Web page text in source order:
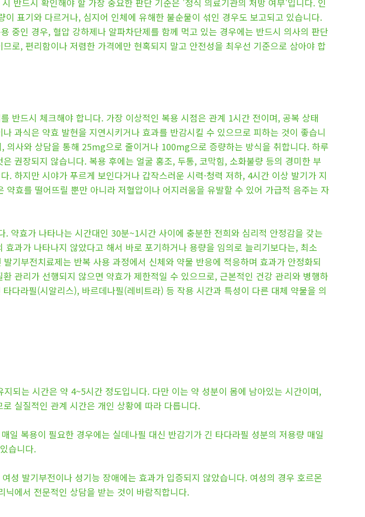
반드시 확인해야 할 가장 중요한 판단 기준은 '정식 의료기관의 처방 여부'입니다. 인
표기와 다르거나, 심지어 인체에 유해한 불순물이 섞인 경우도 보고되고 있습니다.
중인 경우, 혈압 강하제나 알파차단제를 함께 먹고 있는 경우에는 반드시 의사의 판단
로, 편리함이나 저렴한 가격에만 현혹되지 말고 안전성을 최우선 기준으로 삼아야 합
반드시 체크해야 합니다. 가장 이상적인 복용 시점은 관계 1시간 전이며, 공복 상태
과식은 약효 발현을 지연시키거나 효과를 반감시킬 수 있으므로 피하는 것이 좋습니
사와 상담을 통해 25mg으로 줄이거나 100mg으로 증량하는 방식을 취합니다. 하루
권장되지 않습니다. 복용 후에는 얼굴 홍조, 두통, 코막힘, 소화불량 등의 경미한 부
하지만 시야가 푸르게 보인다거나 갑작스러운 시력·청력 저하, 4시간 이상 발기가 지
효를 떨어뜨릴 뿐만 아니라 저혈압이나 어지러움을 유발할 수 있어 가급적 음주는 자
약효가 나타나는 시간대인 30분~1시간 사이에 충분한 전희와 심리적 안정감을 갖는
과가 나타나지 않았다고 해서 바로 포기하거나 용량을 임의로 늘리기보다는, 최소
기부전치료제는 반복 사용 과정에서 신체와 약물 반응에 적응하며 효과가 안정화되
관리가 선행되지 않으면 약효가 제한적일 수 있으므로, 근본적인 건강 관리와 병행하
다라필(시알리스), 바르데나필(레비트라) 등 작용 시간과 특성이 다른 대체 약물을 의
되는 시간은 약 4~5시간 정도입니다. 다만 이는 약 성분이 몸에 남아있는 시간이며,
실질적인 관계 시간은 개인 상황에 따라 다릅니다.
일 복용이 필요한 경우에는 실데나필 대신 반감기가 긴 타다라필 성분의 저용량 매일
습니다.
성 발기부전이나 성기능 장애에는 효과가 입증되지 않았습니다. 여성의 경우 호르몬
에서 전문적인 상담을 받는 것이 바람직합니다.